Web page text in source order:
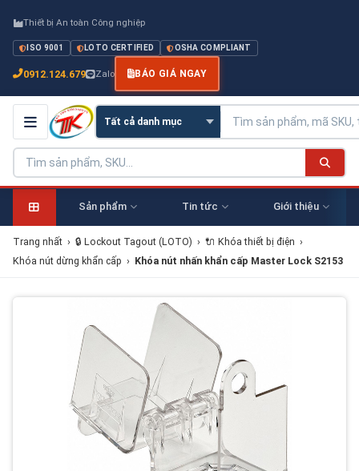
Thiết bị An toàn Công nghiệp
ISO 9001 LOTO CERTIFIED OSHA COMPLIANT
0912.124.679 Zalo BÁO GIÁ NGAY
Sản phẩm Tin tức Giới thiệu
Trang nhất › 🔒 Lockout Tagout (LOTO) › 🔌 Khóa thiết bị điện ›
Khóa nút dừng khẩn cấp › Khóa nút nhấn khẩn cấp Master Lock S2153